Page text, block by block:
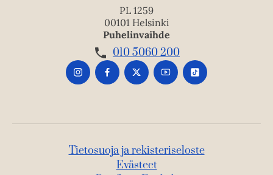
PL 1259
00101 Helsinki
Puhelinvaihde
010 5060 200
Tietosuoja ja rekisteriseloste
Evästeet